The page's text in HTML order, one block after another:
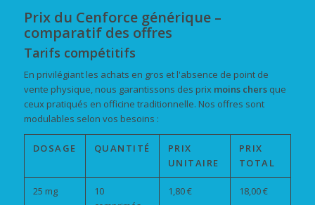
Prix du Cenforce générique –
comparatif des offres
Tarifs compétitifs
En privilégiant les achats en gros et l'absence de point de
vente physique, nous garantissons des prix moins chersque
ceux pratiqués en officine traditionnelle. Nos offres sont
modulables selon vos besoins :
DOSAGE QUANTITÉ
PRIX
UNITAIRE
PRIX
TOTAL
25 mg
10
1,80 € 18,00 €